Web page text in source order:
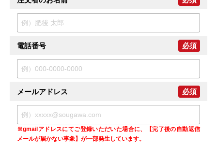
電話番号 必須
メールアドレス 必須
※gmailアドレスにてご登録いただいた場合に、【完了後の自動返信
メールが届かない事象】が一部発生しています。